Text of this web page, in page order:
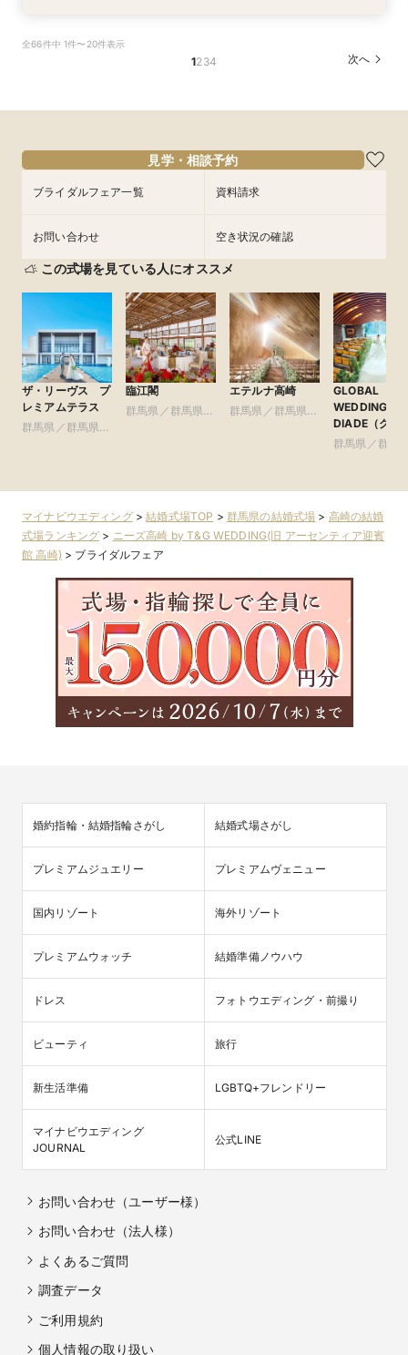
9/2
ラン＆衣装優待付
フェアを予約
9/2
×森のチャペル
フェアを予約
9/2
見積&会場紹介
フェアを予約
全66件中 1件〜20件表示
1234 次へ
見学・相談予約
ブライダルフェア一覧 資料請求
お問い合わせ 空き状況の確認
この式場を見ている人にオススメ
ザ・リーヴス プ
レミアムテラス
群馬県／群馬県全
臨江閣
群馬県／群馬県全
エテルナ高崎
群馬県／群馬県全
GLOBAL
WEDDING
DIADE（グロ
ル ウエディ
群馬県／群馬
マイナビウエディング>結婚式場TOP > 群馬県の結婚式場 > 高崎の結婚
式場ランキング > ニーズ高崎 by T&G WEDDING(旧 アーセンティア迎賓
館 高崎) > ブライダルフェア
婚約指輪・結婚指輪さがし 結婚式場さがし
プレミアムジュエリー プレミアムヴェニュー
国内リゾート 海外リゾート
プレミアムウォッチ 結婚準備ノウハウ
ドレス フォトウエディング・前撮り
ビューティ 旅行
新生活準備 LGBTQ+フレンドリー
マイナビウエディング
JOURNAL
公式LINE
お問い合わせ（ユーザー様）
お問い合わせ（法人様）
よくあるご質問
調査データ
ご利用規約
個人情報の取り扱い